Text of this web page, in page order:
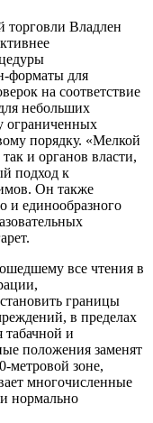
торговли Владлен
форматы для
на соответствие
небольших
ограниченных
порядку. «Мелкой
и органов власти,
подход к
Он также
и единообразного
все чтения в
границы
в пределах
табачной и
положения заменят
метровой зоне,
многочисленные
нормально